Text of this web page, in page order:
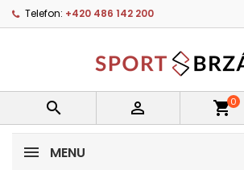
Telefon: +420 486 142 200
  shopping_cart0
MENU